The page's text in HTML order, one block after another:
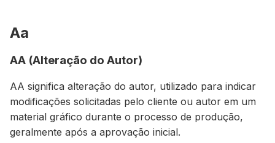
Aa
AA (Alteração do Autor)
AA significa alteração do autor, utilizado para indicar
modificações solicitadas pelo cliente ou autor em um
material gráfico durante o processo de produção,
geralmente após a aprovação inicial.